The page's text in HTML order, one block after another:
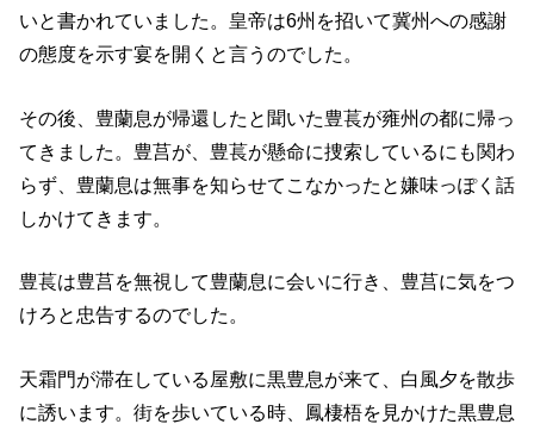
いと書かれていました。皇帝は6州を招いて冀州への感謝
の態度を示す宴を開くと言うのでした。
その後、豊蘭息が帰還したと聞いた豊萇が雍州の都に帰っ
てきました。豊莒が、豊萇が懸命に捜索しているにも関わ
らず、豊蘭息は無事を知らせてこなかったと嫌味っぽく話
しかけてきます。
豊萇は豊莒を無視して豊蘭息に会いに行き、豊莒に気をつ
けろと忠告するのでした。
天霜門が滞在している屋敷に黒豊息が来て、白風夕を散歩
に誘います。街を歩いている時、鳳棲梧を見かけた黒豊息